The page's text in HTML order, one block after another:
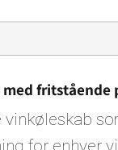
fritstående
vinkøleskab